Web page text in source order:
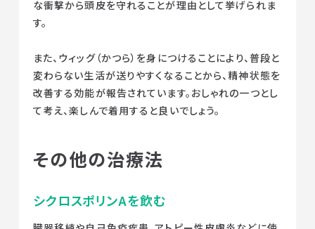
な衝撃から頭皮を守れることが理由として挙げられま
す。
また、ウィッグ（かつら）を身につけることにより、普段と
変わらない生活が送りやすくなることから、精神状態を
改善する効能が報告されています。おしゃれの一つとし
て考え、楽しんで着用すると良いでしょう。
その他の治療法
シクロスポリンAを飲む